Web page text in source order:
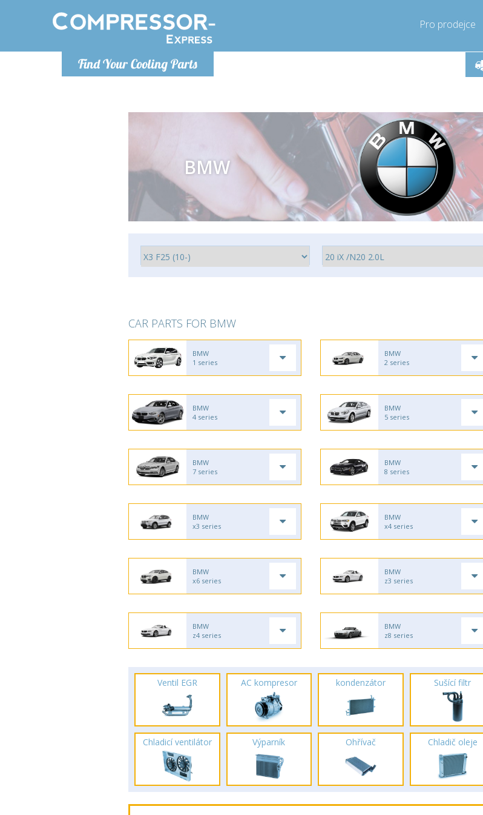
Find Your Cooling Parts
Pro prodejce
Pondělí-Pátek 9-17h
+421905357897
info@compressor-express.sk
Zavolejte teď!
Pondělí-Pátek 9-17h
+421905357897
info@compressor-express.sk
BMW
CAR PARTS FOR BMW
BMW
1 series
BMW
2 series
BMW
4 series
BMW
5 series
BMW
7 series
BMW
8 series
BMW
x3 series
BMW
x4 series
BMW
x6 series
BMW
z3 series
BMW
z4 series
BMW
z8 series
Ventil EGR AC kompresor kondenzátor Sušící filtr
Chladicí ventilátor Výparník Ohřívač Chladič oleje